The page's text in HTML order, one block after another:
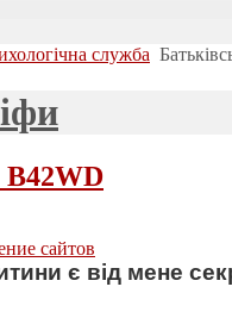
служба
B42WD
сайтов
є від мене